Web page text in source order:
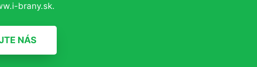
brany.sk.
NÁS